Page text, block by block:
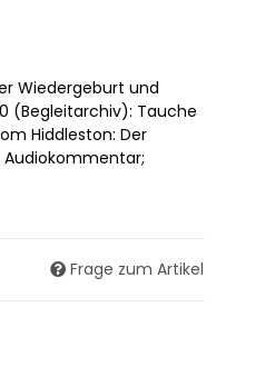
Wiedergeburt und
(Begleitarchiv): Tauche
Hiddleston: Der
Frage zum Artikel